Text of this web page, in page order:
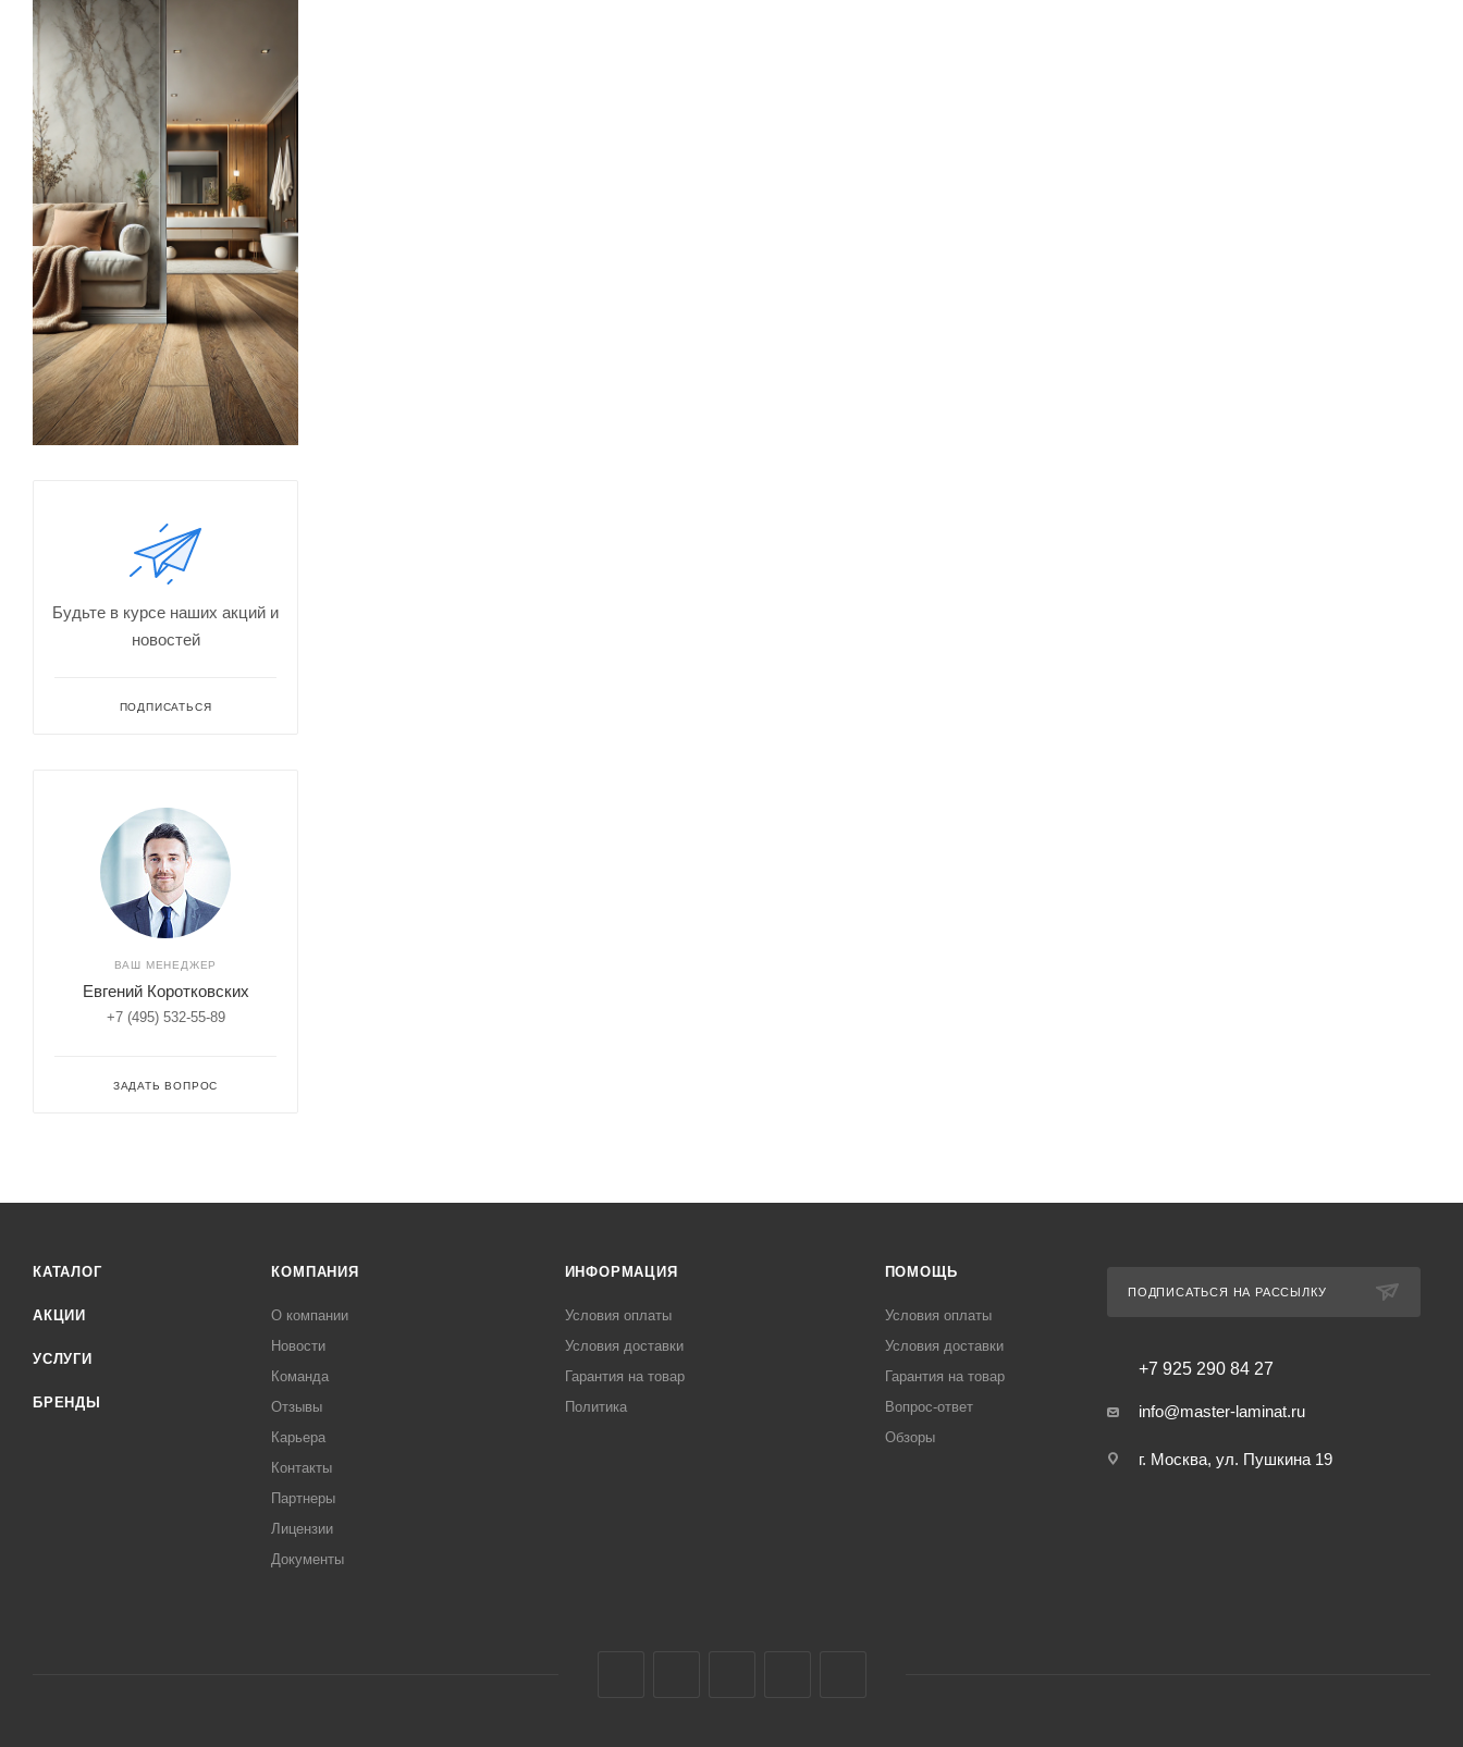
Будьте в курсе наших акций и
новостей
ПОДПИСАТЬСЯ
ВАШ МЕНЕДЖЕР
Евгений Коротковских
+7 (495) 532-55-89
ЗАДАТЬ ВОПРОС
КАТАЛОГ
АКЦИИ
УСЛУГИ
БРЕНДЫ
КОМПАНИЯ
О компании
Новости
Команда
Отзывы
Карьера
Контакты
Партнеры
Лицензии
Документы
ИНФОРМАЦИЯ
Условия оплаты
Условия доставки
Гарантия на товар
Политика
ПОМОЩЬ
Условия оплаты
Условия доставки
Гарантия на товар
Вопрос-ответ
Обзоры
ПОДПИСАТЬСЯ НА РАССЫЛКУ
+7 925 290 84 27
info@master-laminat.ru
г. Москва, ул. Пушкина 19